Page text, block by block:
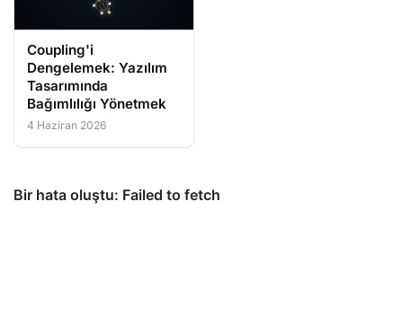
Coupling'i
Dengelemek: Yazılım
Tasarımında
Bağımlılığı Yönetmek
4 Haziran 2026